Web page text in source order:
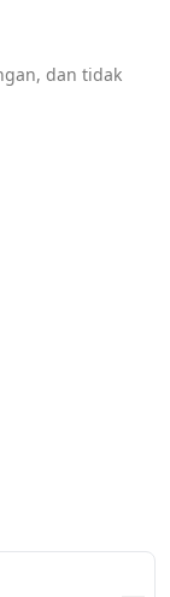
dan tidak